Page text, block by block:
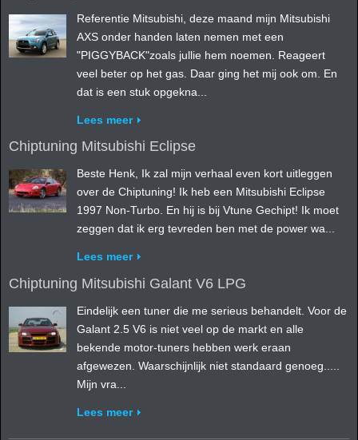
Referentie Mitsubishi, deze maand mijn Mitsubishi
AXS onder handen laten nemen met een
"PIGGYBACK"zoals jullie hem noemen. Reageert
veel beter op het gas. Daar ging het mij ook om. En
dat is een stuk opgekna...
Lees meer
Chiptuning Mitsubishi Eclipse
Beste Henk, Ik zal mijn verhaal even kort uitleggen
over de Chiptuning! Ik heb een Mitsubishi Eclipse
1997 Non-Turbo. En hij is bij Vtune Gechipt! Ik moet
zeggen dat ik erg tevreden ben met de power wa...
Lees meer
Chiptuning Mitsubishi Galant V6 LPG
Eindelijk een tuner die me serieus behandelt. Voor de
Galant 2.5 V6 is niet veel op de markt en alle
bekende motor-tuners hebben werk eraan
afgewezen. Waarschijnlijk niet standaard genoeg.....
Mijn vra...
Lees meer